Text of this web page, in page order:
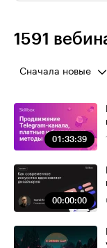
1591
Сначала новые
01:33:39
00:00:00